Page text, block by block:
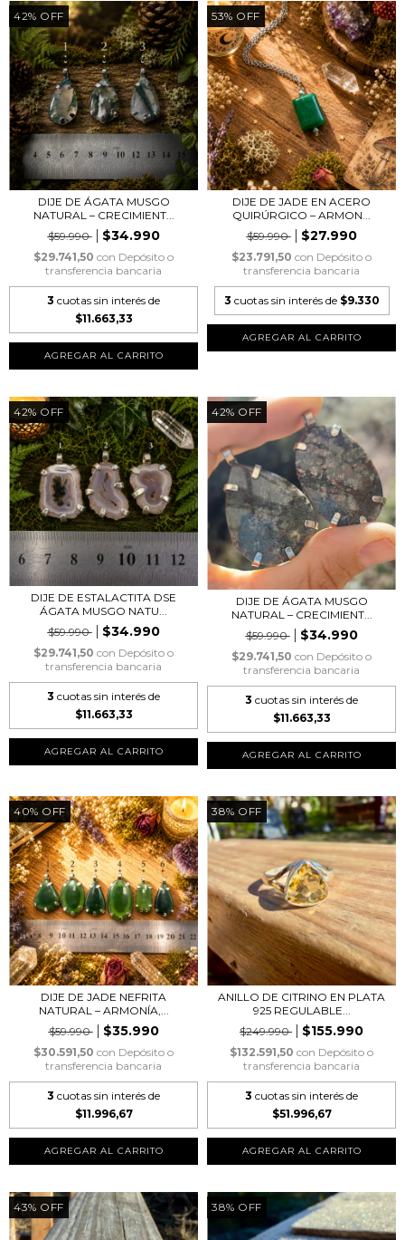
42% OFF
DIJE DE ÁGATA MUSGO
NATURAL – CRECIMIENT...
$59.990
$34.990
$29.741,50 con Depósito o
transferencia bancaria
3 cuotas sin interés de
$11.663,33
AGREGAR AL CARRITO
53% OFF
DIJE DE JADE EN ACERO
QUIRÚRGICO – ARMON...
$59.990
$27.990
$23.791,50 con Depósito o
transferencia bancaria
3 cuotas sin interés de $9.330
42% OFF
DIJE DE ESTALACTITA DSE
ÁGATA MUSGO NATU...
$59.990
$34.990
$29.741,50 con Depósito o
transferencia bancaria
3 cuotas sin interés de
$11.663,33
AGREGAR AL CARRITO
42% OFF
DIJE DE ÁGATA MUSGO
NATURAL – CRECIMIENT...
$59.990
$34.990
$29.741,50 con Depósito o
transferencia bancaria
3 cuotas sin interés de
$11.663,33
AGREGAR AL CARRITO
40% OFF
DIJE DE JADE NEFRITA
NATURAL – ARMONÍA,...
$59.990
$35.990
$30.591,50 con Depósito o
transferencia bancaria
3 cuotas sin interés de
$11.996,67
AGREGAR AL CARRITO
38% OFF
ANILLO DE CITRINO EN PLATA
925 REGULABLE...
$249.990
$155.990
$132.591,50 con Depósito o
transferencia bancaria
3 cuotas sin interés de
$51.996,67
43% OFF 38% OFF